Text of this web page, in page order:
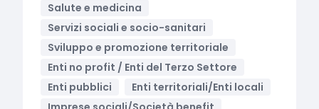
Salute e medicina
Servizi sociali e socio-sanitari
Sviluppo e promozione territoriale
Enti no profit / Enti del Terzo Settore
Enti pubblici
Enti territoriali/Enti locali